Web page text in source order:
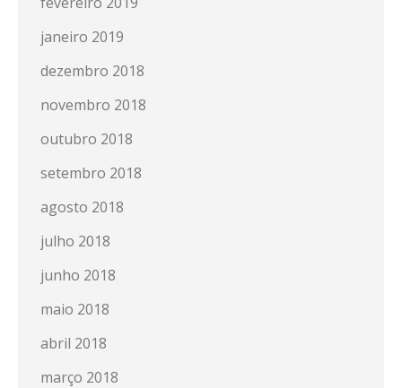
janeiro 2019
dezembro 2018
novembro 2018
outubro 2018
setembro 2018
agosto 2018
julho 2018
junho 2018
maio 2018
abril 2018
março 2018